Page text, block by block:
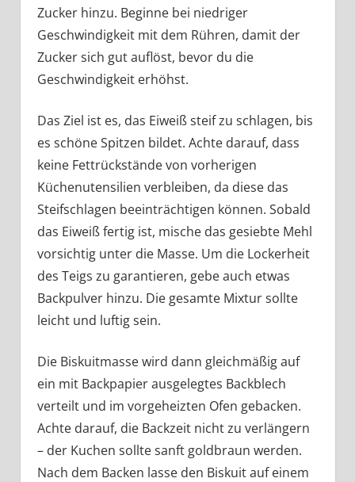
Zucker hinzu. Beginne bei niedriger
Geschwindigkeit mit dem Rühren, damit der
Zucker sich gut auflöst, bevor du die
Geschwindigkeit erhöhst.
Das Ziel ist es, das Eiweiß steif zu schlagen, bis
es schöne Spitzen bildet. Achte darauf, dass
keine Fettrückstände von vorherigen
Küchenutensilien verbleiben, da diese das
Steifschlagen beeinträchtigen können. Sobald
das Eiweiß fertig ist, mische das gesiebte Mehl
vorsichtig unter die Masse. Um die Lockerheit
des Teigs zu garantieren, gebe auch etwas
Backpulver hinzu. Die gesamte Mixtur sollte
leicht und luftig sein.
Die Biskuitmasse wird dann gleichmäßig auf
ein mit Backpapier ausgelegtes Backblech
verteilt und im vorgeheizten Ofen gebacken.
Achte darauf, die Backzeit nicht zu verlängern
– der Kuchen sollte sanft goldbraun werden.
Nach dem Backen lasse den Biskuit auf einem